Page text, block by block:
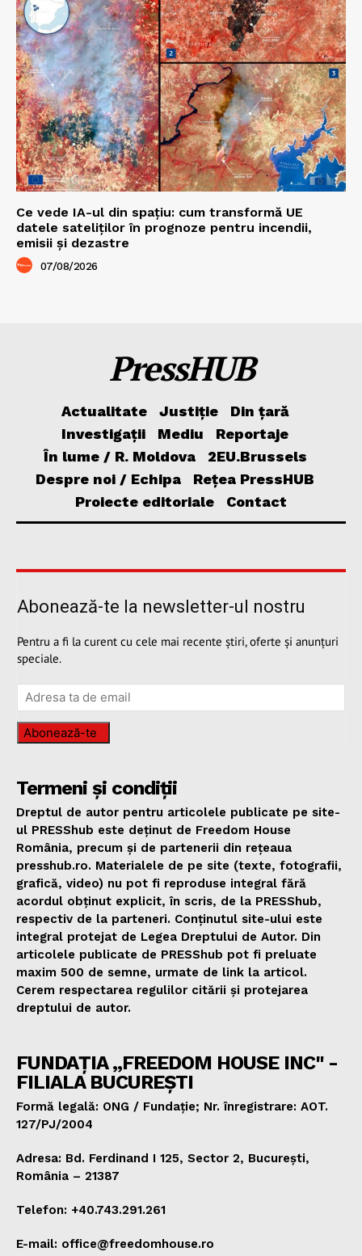
Ce vede IA-ul din spațiu: cum transformă UE
datele sateliților în prognoze pentru incendii,
emisii și dezastre
07/08/2026
PressHUB
Actualitate Justiție
Din țară
Investigații
Mediu
Reportaje
În lume / R. Moldova
2EU.Brussels
Despre noi / Echipa
Rețea PressHUB
Proiecte editoriale
Contact
Abonează-te la newsletter-ul nostru
Pentru a fi la curent cu cele mai recente știri, oferte și anunțuri
speciale.
Abonează-te
Termeni și condiții
Dreptul de autor pentru articolele publicate pe site-
ul PRESShub este deținut de Freedom House
România, precum și de partenerii din rețeaua
presshub.ro. Materialele de pe site (texte, fotografii,
grafică, video) nu pot fi reproduse integral fără
acordul obținut explicit, în scris, de la PRESShub,
respectiv de la parteneri. Conținutul site-ului este
integral protejat de Legea Dreptului de Autor. Din
articolele publicate de PRESShub pot fi preluate
maxim 500 de semne, urmate de link la articol.
Cerem respectarea regulilor citării și protejarea
dreptului de autor.
FUNDAȚIA „FREEDOM HOUSE INC" -
FILIALA BUCUREȘTI
Formă legală: ONG / Fundație; Nr. înregistrare: AOT.
127/PJ/2004
Adresa: Bd. Ferdinand I 125, Sector 2, București,
România – 21387
Telefon: +40.743.291.261
E-mail: office@freedomhouse.ro